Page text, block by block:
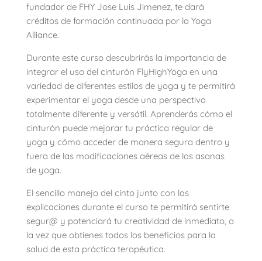
fundador de FHY Jose Luis Jimenez, te dará
créditos de formación continuada por la Yoga
Alliance.
Durante este curso descubrirás la importancia de
integrar el uso del cinturón FlyHighYoga en una
variedad de diferentes estilos de yoga y te permitirá
experimentar el yoga desde una perspectiva
totalmente diferente y versátil. Aprenderás cómo el
cinturón puede mejorar tu práctica regular de
yoga y cómo acceder de manera segura dentro y
fuera de las modificaciones aéreas de las asanas
de yoga.
El sencillo manejo del cinto junto con las
explicaciones durante el curso te permitirá sentirte
segur@ y potenciará tu creatividad de inmediato, a
la vez que obtienes todos los beneficios para la
salud de esta práctica terapéutica.